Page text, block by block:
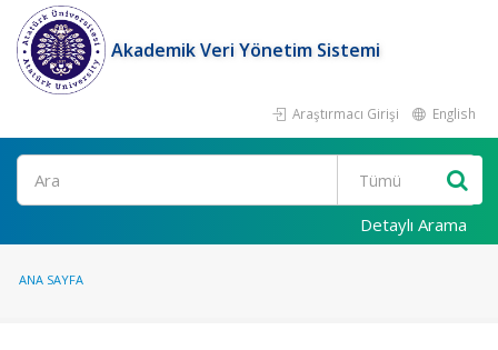
Akademik Veri Yönetim Sistemi
Araştırmacı Girişi English
Ara
Detaylı Arama
ANA SAYFA